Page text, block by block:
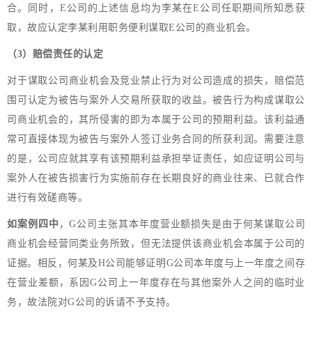
合。同时，E公司的上述信息均为李某在E公司任职期间所知悉获
取，故应认定李某利用职务便利谋取E公司的商业机会。
（3）赔偿责任的认定
对于谋取公司商业机会及竞业禁止行为对公司造成的损失，赔偿范
围可认定为被告与案外人交易所获取的收益。被告行为构成谋取公
司商业机会的，其所侵害的即为本属于公司的预期利益。该利益通
常可直接体现为被告与案外人签订业务合同的所获利润。需要注意
的是，公司应就其享有该预期利益承担举证责任，如应证明公司与
案外人在被告损害行为实施前存在长期良好的商业往来、已就合作
进行有效磋商等。
如案例四中 ，G公司主张其本年度营业额损失是由于何某谋取公司
商业机会经营同类业务所致，但无法提供该商业机会本属于公司的
证据。相反，何某及H公司能够证明G公司本年度与上一年度之间存
在营业差额，系因G公司上一年度存在与其他案外人之间的临时业
务，故法院对G公司的诉请不予支持。